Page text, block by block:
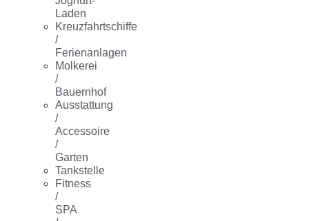
Laden
Kreuzfahrtschiffe
/
Ferienanlagen
Molkerei
/
Bauernhof
Ausstattung
/
Accessoire
/
Garten
Tankstelle
Fitness
/
SPA